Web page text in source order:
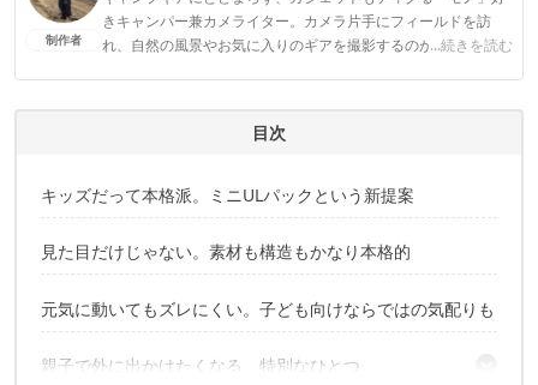
制作者
きキャンパー兼カメライター。カメラ片手にフィールドを訪
れ、自然の風景やお気に入りのギアを撮影するのが趣味。
...続きを読む
Yuhei Tokimatsuのプロフィール
目次
キッズだって本格派。ミニULパックという新提案
見た目だけじゃない。素材も構造もかなり本格的
元気に動いてもズレにくい。子ども向けならではの気配りも
親子で外に出かけたくなる、特別なひとつ